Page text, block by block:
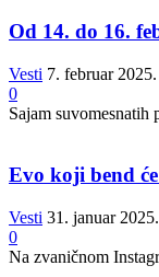
Od 14. do 16.
Vesti 7. februar 2025.
0
Sajam
Evo koji bend
Vesti 31. januar 2025.
0
Na zvaničnom